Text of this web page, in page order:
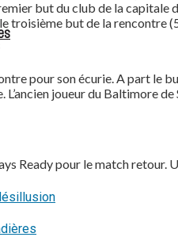
but du club de la
troisième but de la rencontre
pour son écurie. A part le
L’ancien joueur du
Ready pour le match